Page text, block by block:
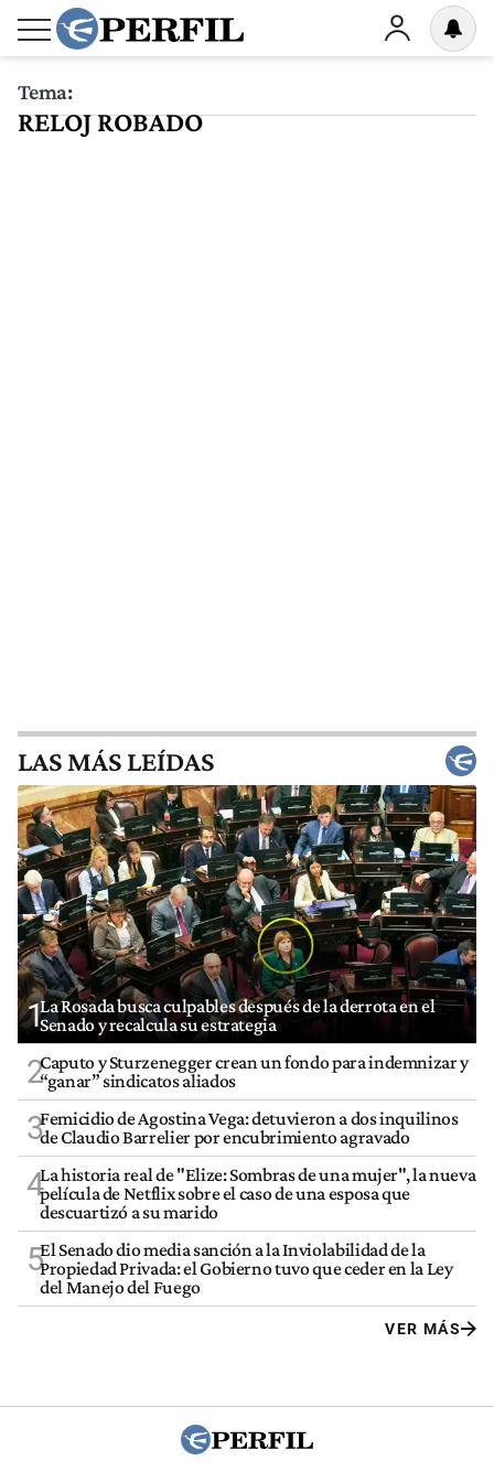
Tema:
RELOJ ROBADO
LAS MÁS LEÍDAS
1La Rosada busca culpables después de la derrota en el
Senado y recalcula su estrategia
2Caputo y Sturzenegger crean un fondo para indemnizar y
“ganar” sindicatos aliados
3Femicidio de Agostina Vega: detuvieron a dos inquilinos
de Claudio Barrelier por encubrimiento agravado
4La historia real de "Elize: Sombras de una mujer", la nueva
película de Netflix sobre el caso de una esposa que
descuartizó a su marido
5El Senado dio media sanción a la Inviolabilidad de la
Propiedad Privada: el Gobierno tuvo que ceder en la Ley
del Manejo del Fuego
VER MÁS